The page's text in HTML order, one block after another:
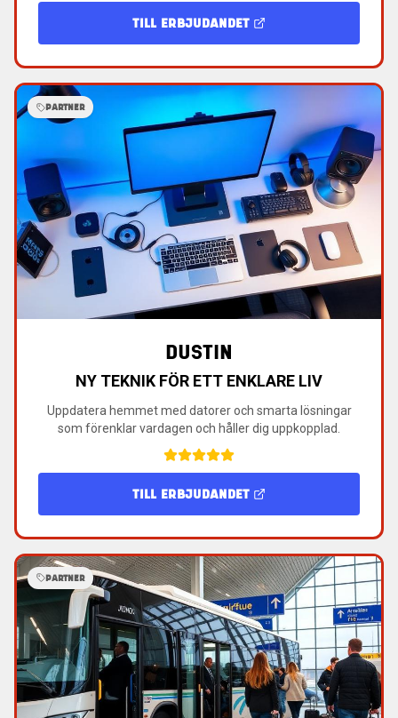
TILL ERBJUDANDET
PARTNER
DUSTIN
NY TEKNIK FÖR ETT ENKLARE LIV
Uppdatera hemmet med datorer och smarta lösningar
som förenklar vardagen och håller dig uppkopplad.
TILL ERBJUDANDET
PARTNER